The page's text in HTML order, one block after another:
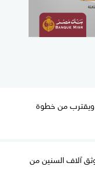
ويقترب من خطوة
آلاف السنين من